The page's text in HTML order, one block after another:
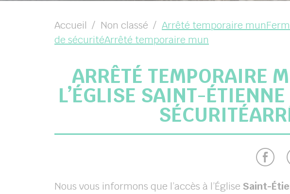
Accueil Non classé
Arrêté temporaire
de sécuritéArrêté temporaire mun
ARRÊTÉ TEMPORAIRE
L’ÉGLISE SAINT-
Nous vous informons que l’accès à l’Église Saint-